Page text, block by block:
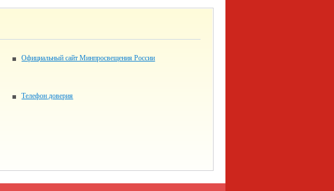
Официальный сайт Минпросвещения России
Телефон доверия